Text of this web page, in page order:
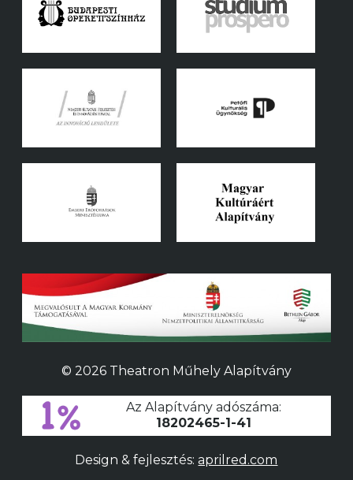
© 2026 Theatron Műhely Alapítvány
Az Alapítvány adószáma:
18202465-1-41
Design & fejlesztés:aprilred.com